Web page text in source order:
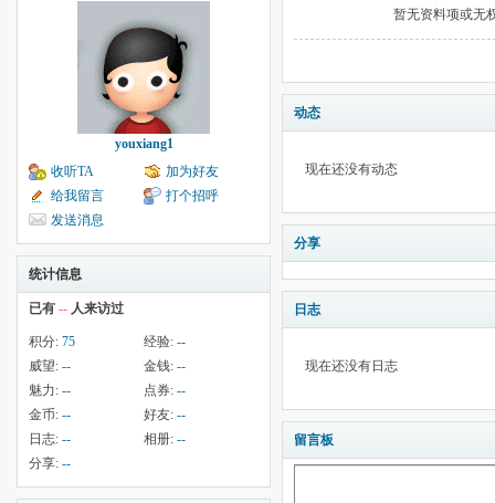
youxiang1
收听TA
加为好友
给我留言
打个招呼
发送消息
统计信息
已有 -- 人来访过
积分: 75 经验: --
威望: -- 金钱: --
魅力: -- 点券: --
金币: -- 好友: --
日志: -- 相册: --
分享: --
暂无资料项或无
动态
现在还没有动态
分享
日志
现在还没有日志
留言板